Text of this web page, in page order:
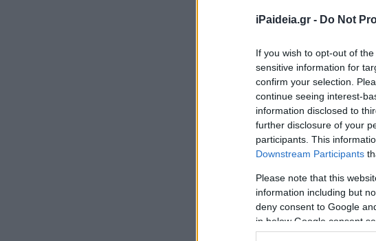
iPaideia.gr - Do Not
If you wish to opt-out of
sensitive information for
confirm your selection.
continue seeing interest-
information disclosed to
further disclosure of your
participants. This
Downstream Participants
Please note that this
information including but
deny consent to Google
in below Google consent
πτήσεις –
ταλαιπωρία,
ευρωπαϊκό
πληροφορίες
Πότε
Τα
καταγωγή της